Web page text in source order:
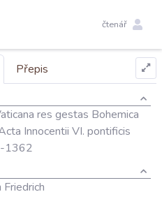
čtenář
Přepis
res gestas Bohemica
Innocentii VI. pontificis
1362
Friedrich